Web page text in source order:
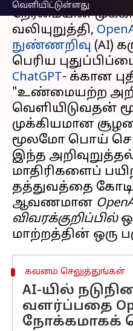
வெளியிட்டுள்ளது
நேர்மையின்
வலியுறுத்தி,
நுண்ணறிவு (AI)
ChatGPT- க்கான
"உண்மையற்ற
வெளியிடுவதன்
முக்கியமான
மூலமோ பொய்
இந்த
மாதிரிகளைப்
தத்துவத்தை
ஆவணமான
விவரக்குறிப்பில்
கவனம் செலுத்துங்கள்
AI-யில்
வளர்ப்பதை
நோக்கமாகக்